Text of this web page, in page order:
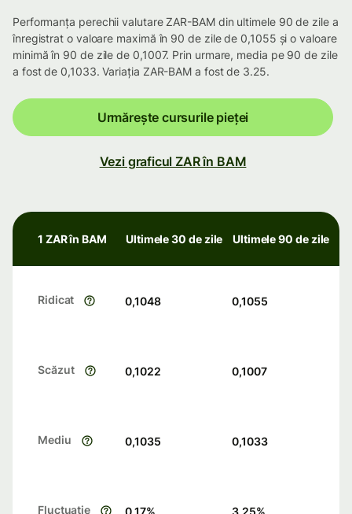
Performanța perechii valutare ZAR-BAM din ultimele 90 de zile a
înregistrat o valoare maximă în 90 de zile de 0,1055 și o valoare
minimă în 90 de zile de 0,1007. Prin urmare, media pe 90 de zile
a fost de 0,1033. Variația ZAR-BAM a fost de 3.25.
Urmărește cursurile pieței
Vezi graficul ZAR în BAM
1 ZAR în BAM Ultimele 30 de zile Ultimele 90 de zile
Ridicat 0,1048 0,1055
Scăzut 0,1022 0,1007
Mediu 0,1035 0,1033
Fluctuație